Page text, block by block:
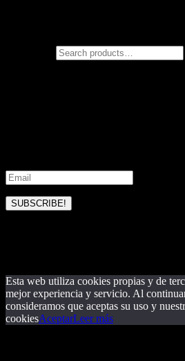
SUBSCRIBE!
Esta web utiliza cookies propias y de
mejor experiencia y servicio. Al
consideramos que aceptas su uso y
cookiesAceptarLeer más